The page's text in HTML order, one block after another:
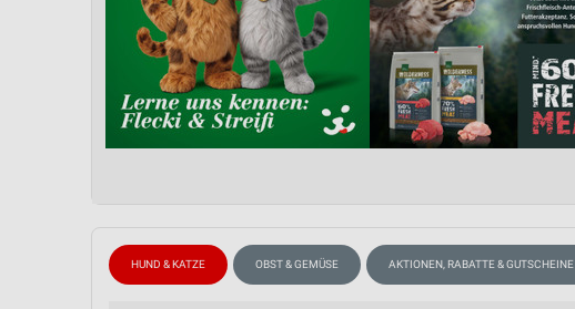
HUND & KATZE OBST & GEMÜSE AKTIONEN, RABATTE & GUTSCHEINE